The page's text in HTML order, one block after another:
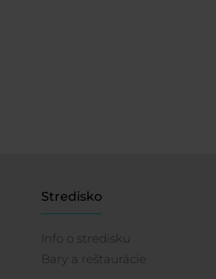
Stredisko
Info o stredisku
Bary a reštaurácie